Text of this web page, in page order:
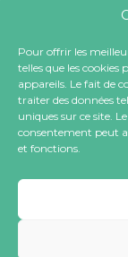
Pour offrir les
telles que les
appareils. Le fait de
traiter des données
uniques sur ce site.
consentement peut
et fonctions.
FAQ
Blog
(+33)